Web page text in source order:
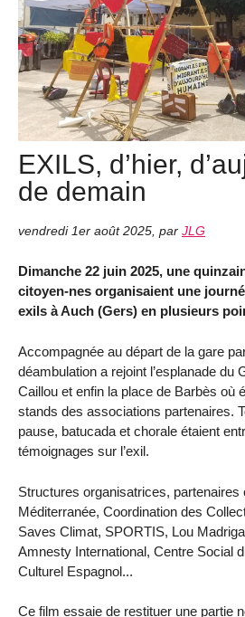
EXILS, d’hier,
de demain
vendredi 1er août 2025, par JLG
Dimanche 22 juin 2025, une
citoyen-nes organisaient une
exils à Auch (Gers) en plusieurs
Accompagnée au départ de la gare
déambulation a rejoint l’esplanade du
Caillou et enfin la place de Barbès où
stands des associations partenaires.
pause, batucada et chorale étaient
témoignages sur l’exil.
Structures organisatrices,
Méditerranée, Coordination des
Saves Climat, SPORTIS, Lou
Amnesty International, Centre Social
Culturel Espagnol...
Ce film essaie de restituer une partie